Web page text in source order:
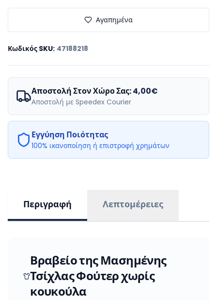
Αγαπημένα
Κωδικός SKU: 47188218
Αποστολή Στον Χώρο Σας:4,00€
Αποστολή με Speedex Courier
Εγγύηση Ποιότητας
100% ικανοποίηση ή επιστροφή χρημάτων
Περιγραφή Λεπτομέρειες
Βραβείο της Μασημένης
Τσίχλας Φούτερ χωρίς
κουκούλα